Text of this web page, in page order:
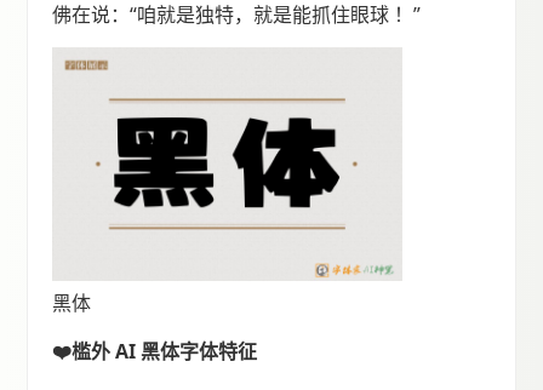
佛在说：“咱就是独特，就是能抓住眼球 ！”
黑体
❤️槛外 AI 黑体字体特征